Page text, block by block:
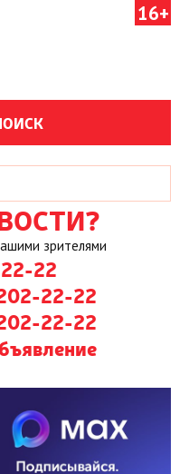
16+
зрителями
22
22-22
22-22